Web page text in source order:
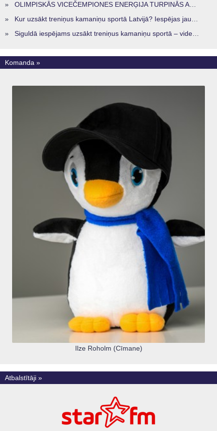
» OLIMPISKĀS VICEČEMPIONES ENERĢIJA TURPINĀS ARĪ STARPSEZONĀ
» Kur uzsākt treniņus kamaniņu sportā Latvijā? Iespējas jaunajiem sportistiem visos reģionos
» Siguldā iespējams uzsākt treniņus kamaniņu sportā – vide, kur veidojas nākamā sportistu paaudze
Komanda »
Ilze Roholm (Cīmane)
Atbalstītāji »